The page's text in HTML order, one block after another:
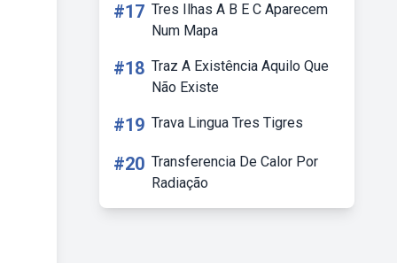
#17 Tres Ilhas A B E C Aparecem
Num Mapa
#18 Traz A Existência Aquilo Que
Não Existe
#19 Trava Lingua Tres Tigres
#20 Transferencia De Calor Por
Radiação